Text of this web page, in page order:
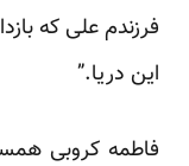
فرزندم علی که
این دریا.”
فاطمه کروبی